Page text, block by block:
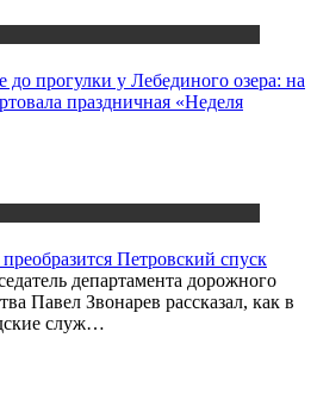
прогулки у Лебединого озера: на
праздничная «Неделя
Петровский спуск
департамента дорожного
Павел Звонарев рассказал, как в
служ…